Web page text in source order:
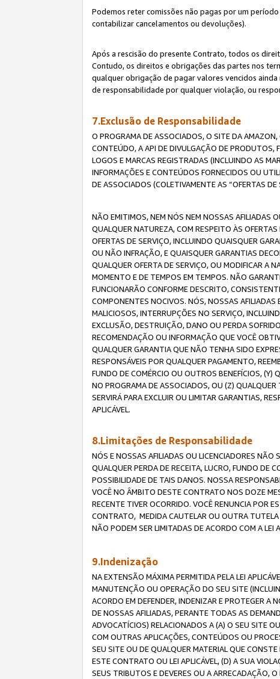
Podemos reter comissões não pagas por um
contabilizar cancelamentos ou devoluções).
Após a rescisão do presente Contrato, todos os
Contudo, os direitos e obrigações das partes nos
qualquer obrigação de pagar valores vencidos
de responsabilidade por qualquer violação, ou
7.Exclusão de Responsabilidade
O PROGRAMA DE ASSOCIADOS, O SITE DA
CONTEÚDO, A API DE DIVULGAÇÃO DE PRODUTOS,
LOGOS E MARCAS REGISTRADAS (INCLUINDO AS
INFORMAÇÕES E CONTEÚDOS FORNECIDOS OU
DE ASSOCIADOS (COLETIVAMENTE AS “OFERTAS
NÃO EMITIMOS, NEM NÓS NEM NOSSAS AFILIADAS
QUALQUER NATUREZA, COM RESPEITO ÀS
OFERTAS DE SERVIÇO, INCLUINDO QUAISQUER
OU NÃO INFRAÇÃO, E QUAISQUER GARANTIAS
QUALQUER OFERTA DE SERVIÇO, OU MODIFICAR A
MOMENTO E DE TEMPOS EM TEMPOS. NÃO
FUNCIONARÃO CONFORME DESCRITO,
COMPONENTES NOCIVOS. NÓS, NOSSAS AFILIADAS
MALICIOSOS, INTERRUPÇÕES NO SERVIÇO,
EXCLUSÃO, DESTRUIÇÃO, DANO OU PERDA
RECOMENDAÇÃO OU INFORMAÇÃO QUE VOCÊ
QUALQUER GARANTIA QUE NÃO TENHA SIDO
RESPONSÁVEIS POR QUALQUER PAGAMENTO,
FUNDO DE COMÉRCIO OU OUTROS BENEFÍCIOS, (Y)
NO PROGRAMA DE ASSOCIADOS, OU (Z)
SERVIRÁ PARA EXCLUIR OU LIMITAR GARANTIAS,
APLICÁVEL.
8.Limitações de Responsabilidade
NÓS E NOSSAS AFILIADAS OU LICENCIADORES NÃO
QUALQUER PERDA DE RECEITA, LUCRO, FUNDO DE
POSSIBILIDADE DE TAIS DANOS. NOSSA
VOCÊ NO ÂMBITO DESTE CONTRATO NOS DOZE
RECENTE TIVER OCORRIDO. VOCÊ RENUNCIA POR
CONTRATO, MEDIDA CAUTELAR OU OUTRA TUTELA
NÃO PODEM SER LIMITADAS DE ACORDO COM A LEI
9.Indenização
NA EXTENSÃO MÁXIMA PERMITIDA PELA LEI
MANUTENÇÃO OU OPERAÇÃO DO SEU SITE
ACORDO EM DEFENDER, INDENIZAR E PROTEGER A
DE NOSSAS AFILIADAS, PERANTE TODAS AS
ADVOCATÍCIOS) RELACIONADOS A (A) O SEU SITE
COM OUTRAS APLICAÇÕES, CONTEÚDOS OU
SEU SITE OU DE QUALQUER MATERIAL QUE
ESTE CONTRATO OU LEI APLICÁVEL, (D) A SUA
SEUS TRIBUTOS E DEVERES OU A ARRECADAÇÃO,